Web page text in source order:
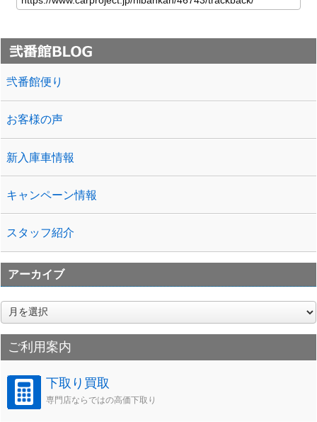
弐番館便り
お客様の声
新入庫車情報
キャンペーン情報
スタッフ紹介
アーカイブ
ア
ー
カ
イ
ブ
ご利用案内
下取り買取
専門店ならではの高価下取り